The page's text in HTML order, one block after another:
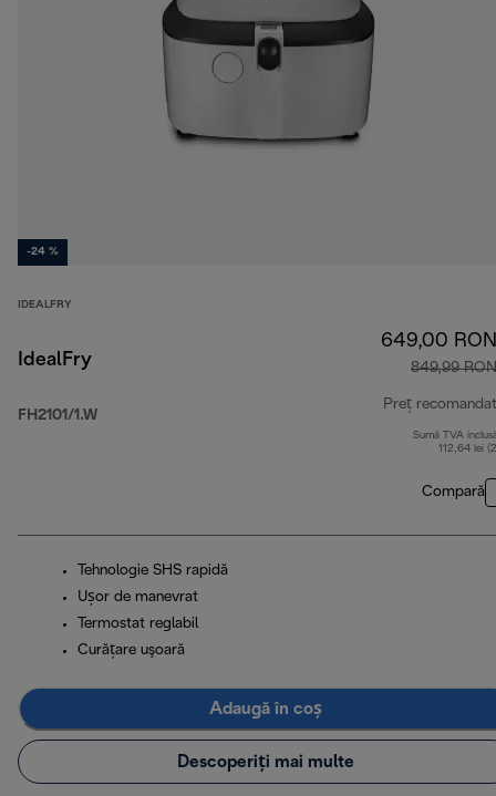
-24 %
IDEALFRY
IdealFry
FH2101/1.W
649,00 RON
849,99 RON
Preț recomandat
Sumă TVA
112,64 lei
Compară
Tehnologie SHS rapidă
Ușor de manevrat
Termostat reglabil
Curăţare uşoară
Adaugă în coș
Descoperiți mai multe